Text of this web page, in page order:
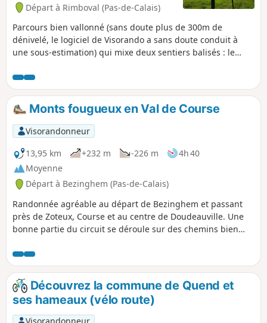
Départ à Rimboval (Pas-de-Calais)
Parcours bien vallonné (sans doute plus de 300m de
dénivelé, le logiciel de Visorando a sans doute conduit à
une sous-estimation) qui mixe deux sentiers balisés : le
Neuvaine à Embry. Après un départ en forêt, on termine sur
le plateau au milieu des cultures.
Monts fougueux en Val de Course
Visorandonneur
13,95 km
+232 m -226 m
4h 40
Moyenne
Départ à Bezinghem (Pas-de-Calais)
Randonnée agréable au départ de Bezinghem et passant
près de Zoteux, Course et au centre de Doudeauville. Une
bonne partie du circuit se déroule sur des chemins bien
que traversée de Doudeauville, sur une route qui longe
agréablement la Course. Les monts apportent un dénivelé
raisonnable à cette randonnée familiale.
Découvrez la commune de Quend et
ses hameaux (vélo route)